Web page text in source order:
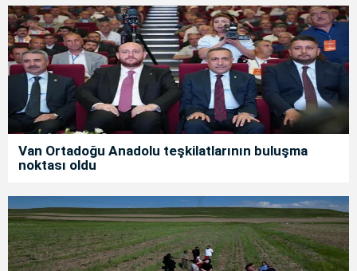
Van Ortadoğu Anadolu teşkilatlarının buluşma
noktası oldu